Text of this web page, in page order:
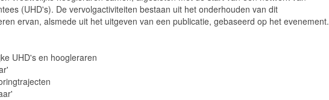
(UHD's). De vervolgactiviteiten bestaan uit het onderhouden van dit
ervan, alsmede uit het uitgeven van een publicatie, gebaseerd op het evenement.
UHD's en hoogleraren